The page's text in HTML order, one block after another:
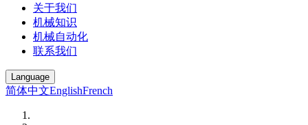
关于我们
机械知识
机械自动化
联系我们
Language
简体中文EnglishFrench